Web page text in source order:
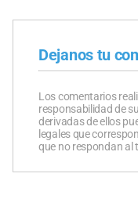
Dejanos tu
Los comentarios
responsabilidad de
derivadas de ellos
legales que
que no respondan al